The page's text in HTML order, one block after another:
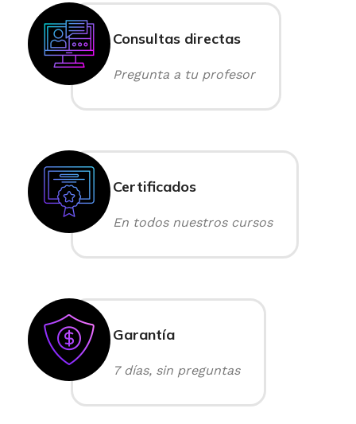
Consultas directas
Pregunta a tu profesor
Certificados
En todos nuestros cursos
Garantía
7 días, sin preguntas